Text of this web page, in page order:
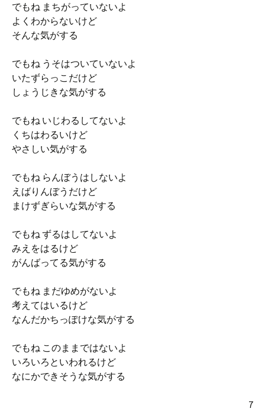
でもね まちがっていないよ
よくわからないけど
そんな気がする
でもね うそはついていないよ
いたずらっこだけど
しょうじきな気がする
でもね いじわるしてないよ
くちはわるいけど
やさしい気がする
でもね らんぼうはしないよ
えばりんぼうだけど
まけずぎらいな気がする
でもね ずるはしてないよ
みえをはるけど
がんばってる気がする
でもね まだゆめがないよ
考えてはいるけど
なんだかちっぽけな気がする
でもね このままではないよ
いろいろといわれるけど
なにかできそうな気がする
7